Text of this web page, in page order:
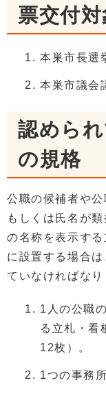
票交付
本巣市長選
本巣市議会
認めら
の規格
公職の候補者や
もしくは氏名が
の名称を表示す
に設置する場合
ていなければなり
1人の公職
る立札・看
12枚）。
1つの事務